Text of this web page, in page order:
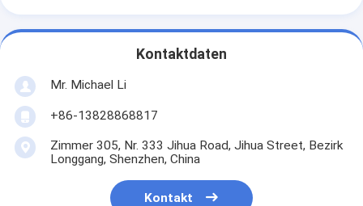
Kontaktdaten
Mr. Michael Li
+86-13828868817
Zimmer 305, Nr. 333 Jihua Road, Jihua Street, Bezirk
Longgang, Shenzhen, China
Kontakt